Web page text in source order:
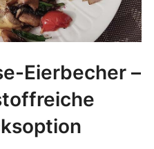
Eierbecher –